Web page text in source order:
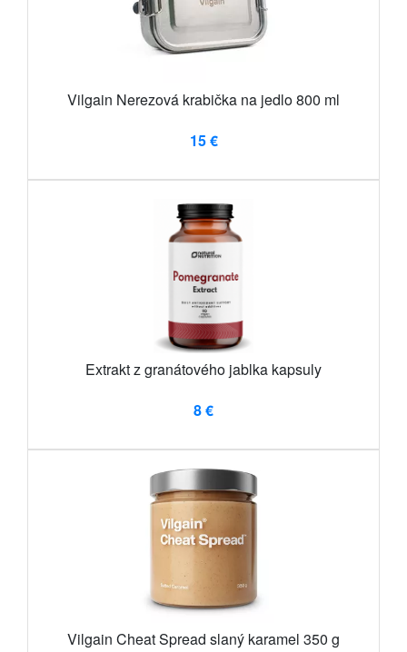
Vilgain Nerezová krabička na jedlo 800 ml
15 €
Extrakt z granátového jablka kapsuly
8 €
Vilgain Cheat Spread slaný karamel 350 g